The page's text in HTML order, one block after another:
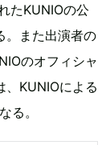
たKUNIOの公
。また出演者の
のオフィシャ
、KUNIOによる
る。